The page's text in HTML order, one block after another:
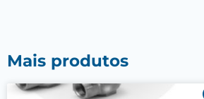
Mais produtos